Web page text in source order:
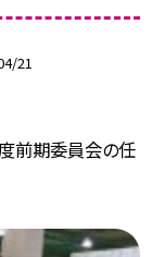
21
度前期委員会の任